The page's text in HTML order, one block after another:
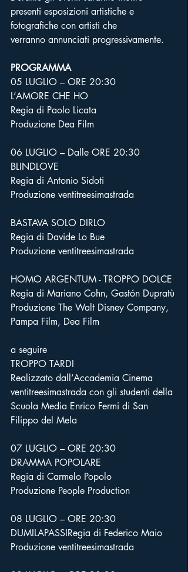
presenti esposizioni artistiche e
fotografiche con artisti che
verranno annunciati progressivamente.
PROGRAMMA
05 LUGLIO – ORE 20:30
L’AMORE CHE HO
Regia di Paolo Licata
Produzione Dea Film
06 LUGLIO – Dalle ORE 20:30
BLINDLOVE
Regia di Antonio Sidoti
Produzione ventitreesimastrada
BASTAVA SOLO DIRLO
Regia di Davide Lo Bue
Produzione ventitreesimastrada
HOMO ARGENTUM - TROPPO DOLCE
Regia di Mariano Cohn, Gastón Dupratù
Produzione The Walt Disney Company,
Pampa Film, Dea Film
a seguire
TROPPO TARDI
Realizzato dall’Accademia Cinema
ventitreesimastrada con gli studenti della
Scuola Media Enrico Fermi di San
Filippo del Mela
07 LUGLIO – ORE 20:30
DRAMMA POPOLARE
Regia di Carmelo Popolo
Produzione People Production
08 LUGLIO – ORE 20:30
DUMILAPASSIRegia di Federico Maio
Produzione ventitreesimastrada